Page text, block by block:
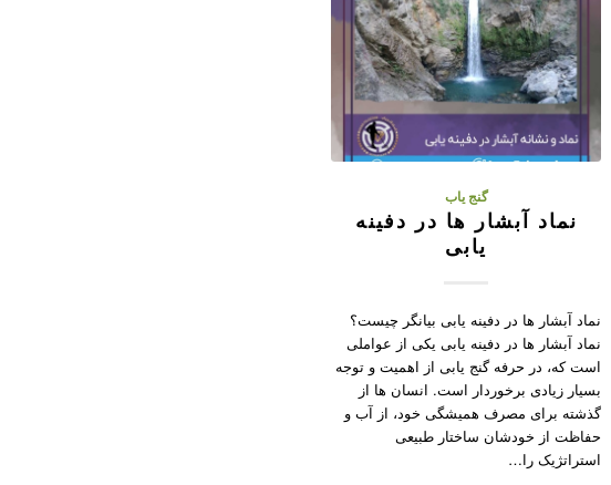
گنج یاب
نماد آبشار ها در دفینه
یابی
نماد آبشار ها در دفینه یابی بیانگر چیست؟
نماد آبشار ها در دفینه یابی یکی از عواملی
است که، در حرفه گنج یابی از اهمیت و توجه
بسیار زیادی برخوردار است. انسان ها از
گذشته برای مصرف همیشگی خود، از آب و
حفاظت از خودشان ساختار طبیعی
استراتژیک را…